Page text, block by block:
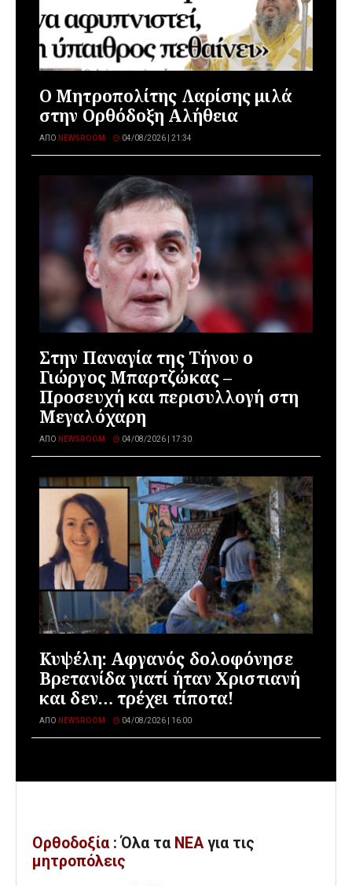
Ο Μητροπολίτης Λαρίσης μιλά
στην Ορθόδοξη Αλήθεια
ΑΠΌ NEWSROOM 04/08/2026 | 21:34
Στην Παναγία της Τήνου ο
Γιώργος Μπαρτζώκας –
Προσευχή και περισυλλογή στη
Μεγαλόχαρη
ΑΠΌ NEWSROOM 04/08/2026 | 17:30
Κυψέλη: Αφγανός δολοφόνησε
Βρετανίδα γιατί ήταν Χριστιανή
και δεν… τρέχει τίποτα!
ΑΠΌ NEWSROOM 04/08/2026 | 16:00
Ορθοδοξία : Όλα τα ΝΕΑ για τις
μητροπόλεις